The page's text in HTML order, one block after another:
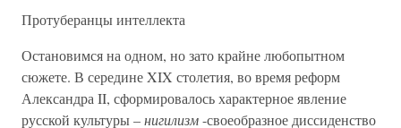
Протуберанцы интеллекта
Остановимся на одном, но зато крайне любопытном
сюжете. В середине XIX столетия, во время реформ
Александра II, сформировалось характерное явление
русской культуры –нигилизм-своеобразное диссиденство